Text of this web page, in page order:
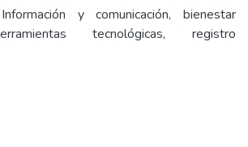
y comunicación, bienestar
tecnológicas, registro